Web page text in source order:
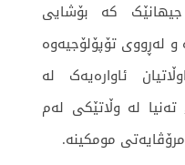
کە بۆشایی
لەڕووی تۆپۆلۆجیەوە
ئاوارەیەک لە
لە وڵاتێکی لەم
مومکینە.